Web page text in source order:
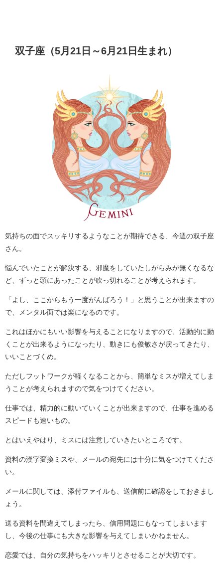
双子座（5月21日～6月21日生まれ）
気持ちの面でスッキリするようなことが期待できる、今週の双子座
さん。
悩んでいたことが解決する、邪魔をしていたしがらみが無くなるな
ど、ずっと頭にあったことが吹っ切れることが考えられます。
「よし、ここからもう一度がんばろう！」と思うことが出来ますの
で、メンタル面では楽になるのです。
これはほかにもいい影響を与えることになりますので、活動的に動
くことが出来るようになったり、動きにも俊敏さが戻ってきたり、
いいことづくめ。
ただしフットワークが軽くなることから、簡単なミスが増えてしま
うことが考えられますので気をつけてください。
仕事では、精力的に動いていくことが出来ますので、仕事を進める
スピードも速いもの。
とはいえやはり、ミスには注意していきたいところです。
資料の漢字変換ミスや、メールの宛先には十分に気をつけてくださ
い。
メールに関しては、添付ファイルも、送信前に確認をしておきまし
ょう。
送る資料を間違えてしまったら、信用問題にもなってしまいます
し、今後の仕事にも大きな影響を与えてしまいかねません。
恋愛では、自分の気持ちをハッキリとさせることが大切です。